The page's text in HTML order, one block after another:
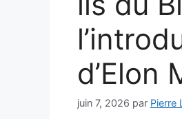
d’Elon
juin 7, 2026 par Pierre